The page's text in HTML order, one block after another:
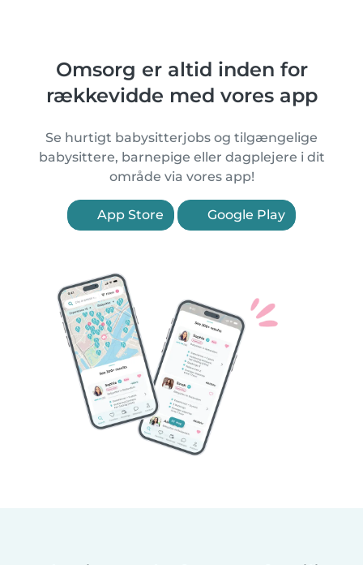
Omsorg er altid inden for
rækkevidde med vores app
Se hurtigt babysitterjobs og tilgængelige
babysittere, barnepige eller dagplejere i dit
område via vores app!
App Store Google Play